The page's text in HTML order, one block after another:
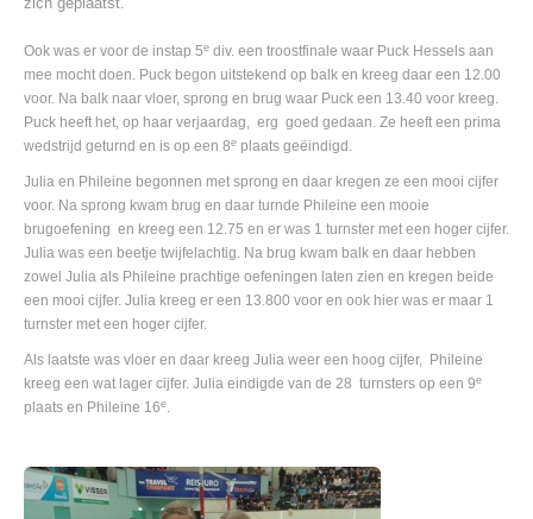
Ook was er voor de instap 5e div. een troostfinale waar Puck Hessels aan
mee mocht doen. Puck begon uitstekend op balk en kreeg daar een 12.00
voor. Na balk naar vloer, sprong en brug waar Puck een 13.40 voor kreeg.
Puck heeft het, op haar verjaardag, erg goed gedaan. Ze heeft een prima
wedstrijd geturnd en is op een 8e plaats geëindigd.
Julia en Phileine begonnen met sprong en daar kregen ze een mooi cijfer
voor. Na sprong kwam brug en daar turnde Phileine een mooie
brugoefening en kreeg een 12.75 en er was 1 turnster met een hoger cijfer.
Julia was een beetje twijfelachtig. Na brug kwam balk en daar hebben
zowel Julia als Phileine prachtige oefeningen laten zien en kregen beide
een mooi cijfer. Julia kreeg er een 13.800 voor en ook hier was er maar 1
turnster met een hoger cijfer.
Als laatste was vloer en daar kreeg Julia weer een hoog cijfer, Phileine
kreeg een wat lager cijfer. Julia eindigde van de 28 turnsters op een 9e
plaats en Phileine 16e.